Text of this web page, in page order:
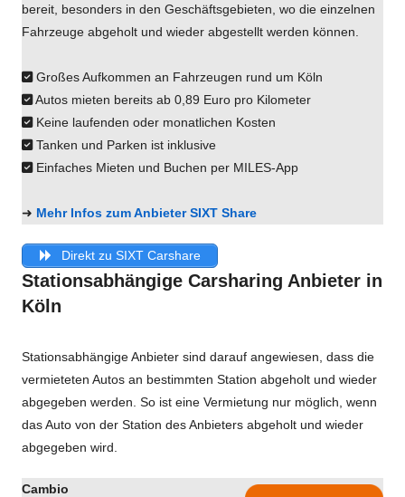
bereit, besonders in den Geschäftsgebieten, wo die einzelnen
Fahrzeuge abgeholt und wieder abgestellt werden können.
Großes Aufkommen an Fahrzeugen rund um Köln
Autos mieten bereits ab 0,89 Euro pro Kilometer
Keine laufenden oder monatlichen Kosten
Tanken und Parken ist inklusive
Einfaches Mieten und Buchen per MILES-App
➜ Mehr Infos zum Anbieter SIXT Share
Direkt zu SIXT Carshare
Stationsabhängige Carsharing Anbieter in
Köln
Stationsabhängige Anbieter sind darauf angewiesen, dass die
vermieteten Autos an bestimmten Station abgeholt und wieder
abgegeben werden. So ist eine Vermietung nur möglich, wenn
das Auto von der Station des Anbieters abgeholt und wieder
abgegeben wird.
Cambio